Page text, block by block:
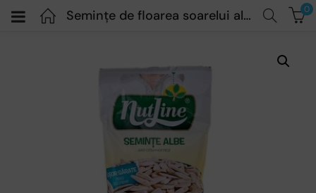
Semințe de floarea soarelui albe ușor sărate – NUTLINE – 100g 0